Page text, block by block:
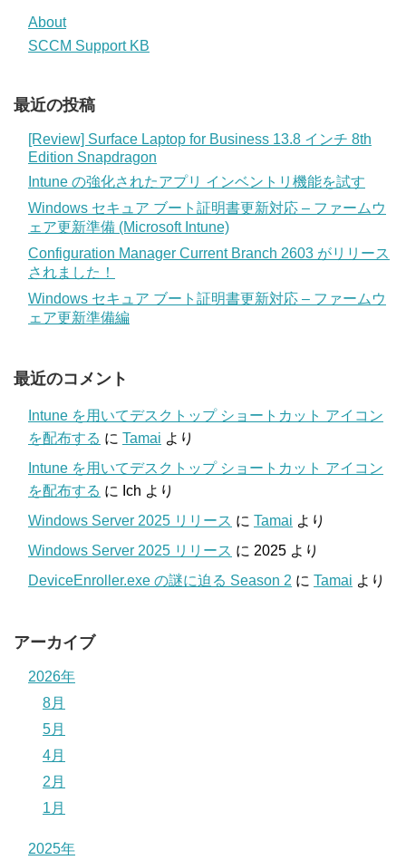
About
SCCM Support KB
最近の投稿
[Review] Surface Laptop for Business 13.8 インチ 8th
Edition Snapdragon
Intune の強化されたアプリ インベントリ機能を試す
Windows セキュア ブート証明書更新対応 – ファームウ
ェア更新準備 (Microsoft Intune)
Configuration Manager Current Branch 2603 がリリース
されました！
Windows セキュア ブート証明書更新対応 – ファームウ
ェア更新準備編
最近のコメント
Intune を用いてデスクトップ ショートカット アイコン
を配布する に Tamai より
Intune を用いてデスクトップ ショートカット アイコン
を配布する に Ich より
Windows Server 2025 リリース に Tamai より
Windows Server 2025 リリース に 2025 より
DeviceEnroller.exe の謎に迫る Season 2 に Tamai より
アーカイブ
2026年
8月
5月
4月
2月
1月
2025年